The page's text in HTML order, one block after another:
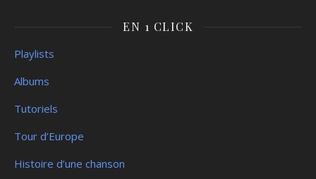
EN 1 CLICK
Playlists
Albums
Tutoriels
Tour d’Europe
Histoire d’une chanson